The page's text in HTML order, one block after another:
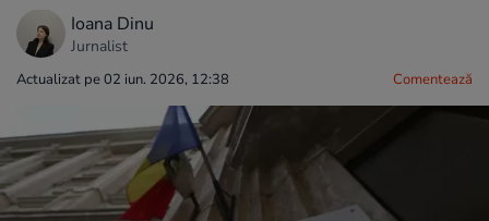
Ioana Dinu
Jurnalist
Actualizat pe 02 iun. 2026, 12:38 Comentează